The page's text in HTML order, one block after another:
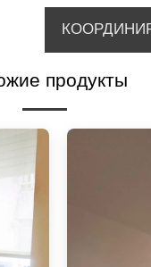
продукты